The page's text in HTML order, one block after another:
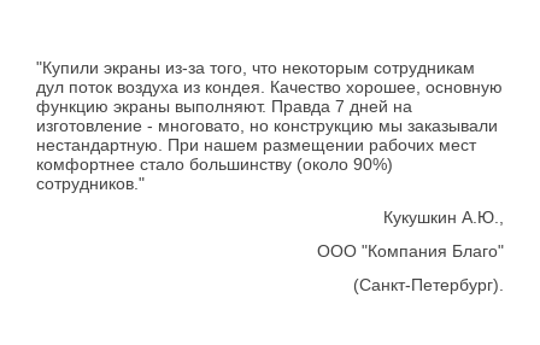
"Купили экраны из-за того, что некоторым сотрудникам
дул поток воздуха из кондея. Качество хорошее, основную
функцию экраны выполняют. Правда 7 дней на
изготовление - многовато, но конструкцию мы заказывали
нестандартную. При нашем размещении рабочих мест
комфортнее стало большинству (около 90%)
сотрудников."
Кукушкин А.Ю.,
ООО "Компания Благо"
(Санкт-Петербург).